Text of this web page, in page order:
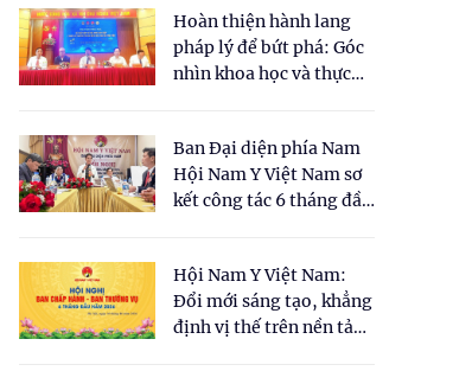
Hoàn thiện hành lang
pháp lý để bứt phá: Góc
nhìn khoa học và thực
cho Luật Y dược cổ
truyền Việt Nam"
Ban Đại diện phía Nam
Hội Nam Y Việt Nam sơ
kết công tác 6 tháng đầu
Hội Nam Y Việt Nam:
Đổi mới sáng tạo, khẳng
định vị thế trên nền tảng